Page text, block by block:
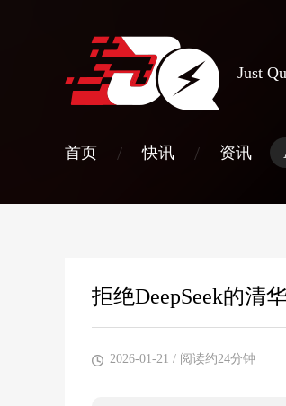
Just
首页 / 快讯 / 资讯
拒绝DeepSeek的清
2026-01-21 / 阅读约24分钟